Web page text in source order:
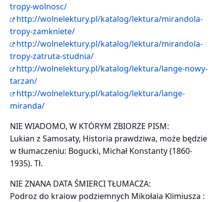
tropy-wolnosc/
http://wolnelektury.pl/katalog/lektura/mirandola-
tropy-zamkniete/
http://wolnelektury.pl/katalog/lektura/mirandola-
tropy-zatruta-studnia/
http://wolnelektury.pl/katalog/lektura/lange-nowy-
tarzan/
http://wolnelektury.pl/katalog/lektura/lange-
miranda/
NIE WIADOMO, W KTÓRYM ZBIORZE PISM:
Lukian z Samosaty, Historia prawdziwa, może będzie
w tłumaczeniu: Bogucki, Michał Konstanty (1860-
1935). Tł.
NIE ZNANA DATA ŚMIERCI TŁUMACZA:
Podroz do kraiow podziemnych Mikołaia Klimiusza :